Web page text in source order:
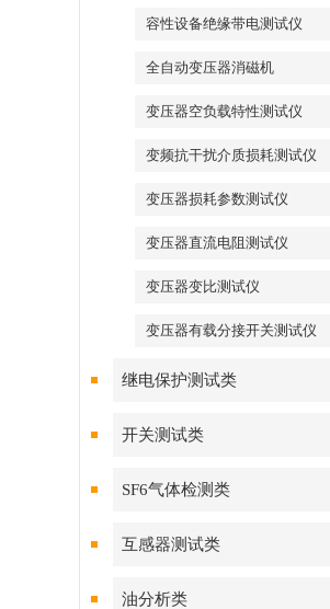
容性设备绝缘带电测试仪
全自动变压器消磁机
变压器空负载特性测试仪
变频抗干扰介质损耗测试仪
变压器损耗参数测试仪
变压器直流电阻测试仪
变压器变比测试仪
变压器有载分接开关测试仪
继电保护测试类
开关测试类
SF6气体检测类
互感器测试类
油分析类